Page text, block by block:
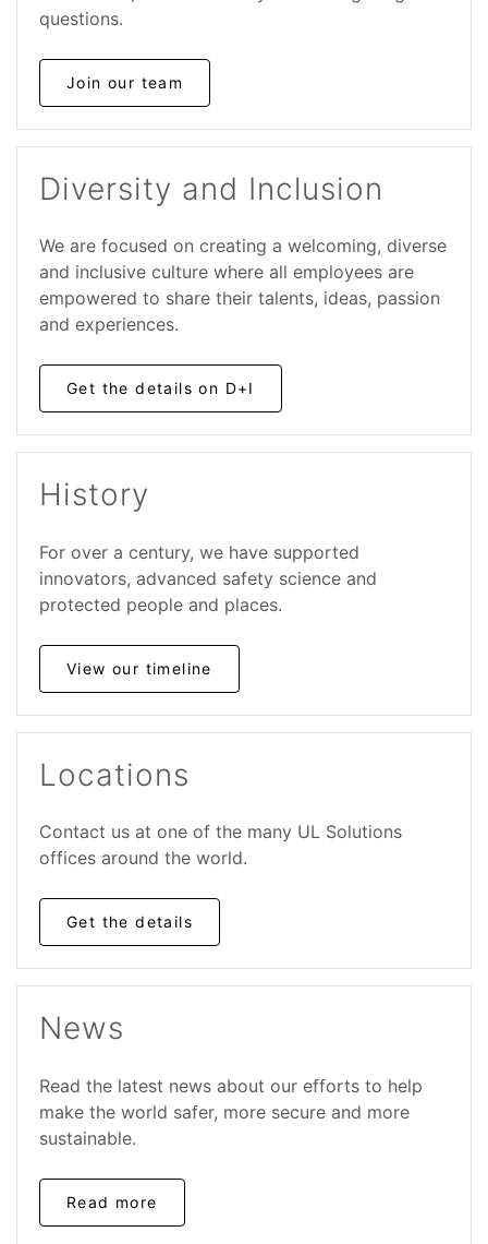
questions.
Join our team
Diversity and Inclusion
We are focused on creating a welcoming, diverse
and inclusive culture where all employees are
empowered to share their talents, ideas, passion
and experiences.
Get the details on D+I
History
For over a century, we have supported
innovators, advanced safety science and
protected people and places.
View our timeline
Locations
Contact us at one of the many UL Solutions
offices around the world.
Get the details
News
Read the latest news about our efforts to help
make the world safer, more secure and more
sustainable.
Read more